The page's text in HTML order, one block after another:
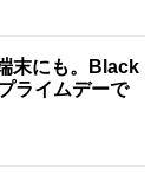
末にも。Black
ライムデーで